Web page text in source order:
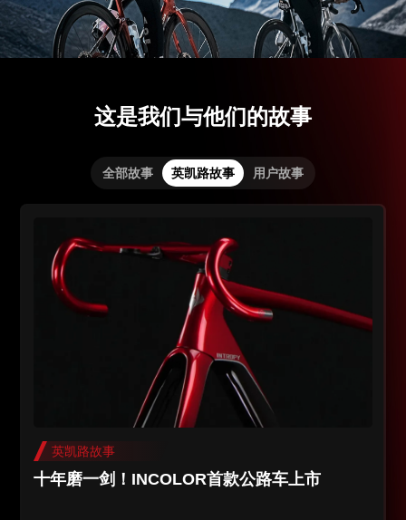
这是我们与他们的故事
全部故事 英凯路故事 用户故事
英凯路故事
十年磨一剑！INCOLOR首款公路车上市